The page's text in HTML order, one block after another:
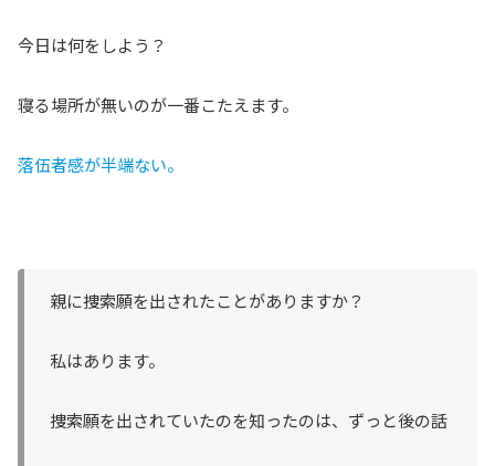
今日は何をしよう？
寝る場所が無いのが一番こたえます。
落伍者感が半端ない。
親に捜索願を出されたことがありますか？
私はあります。
捜索願を出されていたのを知ったのは、ずっと後の話